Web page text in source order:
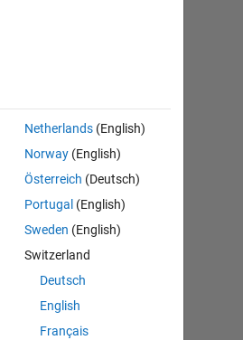
Netherlands(English)
Norway(English)
Österreich (Deutsch)
Portugal (English)
Sweden (English)
Switzerland
Deutsch
English
Français